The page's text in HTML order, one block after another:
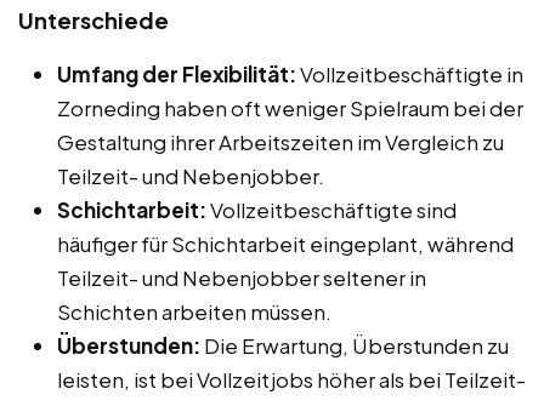
Unterschiede
Umfang der Flexibilität:Vollzeitbeschäftigte in
Zorneding haben oft weniger Spielraum bei der
Gestaltung ihrer Arbeitszeiten im Vergleich zu
Teilzeit- und Nebenjobber.
Schichtarbeit:Vollzeitbeschäftigte sind
häufiger für Schichtarbeit eingeplant, während
Teilzeit- und Nebenjobber seltener in
Schichten arbeiten müssen.
Überstunden: Die Erwartung, Überstunden zu
leisten, ist bei Vollzeitjobs höher als bei Teilzeit-